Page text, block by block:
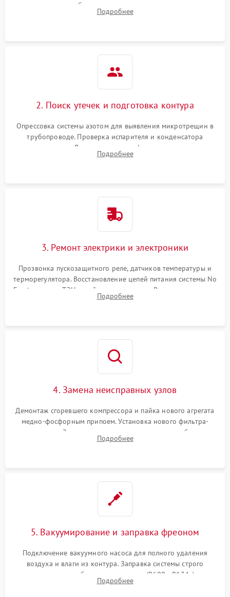
1000 ₽
1800 ₽
сопротивления обмоток мотора, проверка термостата и
считывание кодов ошибок с электронного дисплея.
Подробнее
2. Поиск утечек и подготовка контура
Опрессовка системы азотом для выявления микротрещин в
трубопроводе. Проверка испарителя и конденсатора
течеискателем. Демонтаж старого фильтра-осушителя и
продувка капиллярной трубки для устранения засоров.
Подробнее
3. Ремонт электрики и электроники
Прозвонка пускозащитного реле, датчиков температуры и
терморегулятора. Восстановление цепей питания системы No
Frost, включая ТЭН оттайки и вентилятор. Ремонт или замена
платы управления при сбоях алгоритмов.
Подробнее
4. Замена неисправных узлов
Демонтаж сгоревшего компрессора и пайка нового агрегата
медно-фосфорным припоем. Установка нового фильтра-
осушителя. Замена изношенных вентиляторов обдува,
сломанных заслонок или поврежденных дверных петель.
Подробнее
5. Вакуумирование и заправка фреоном
Подключение вакуумного насоса для полного удаления
воздуха и влаги из контура. Заправка системы строго
дозированным объемом хладагента (R600a, R134a) по
электронным весам. Контроль рабочего давления в системе.
Подробнее